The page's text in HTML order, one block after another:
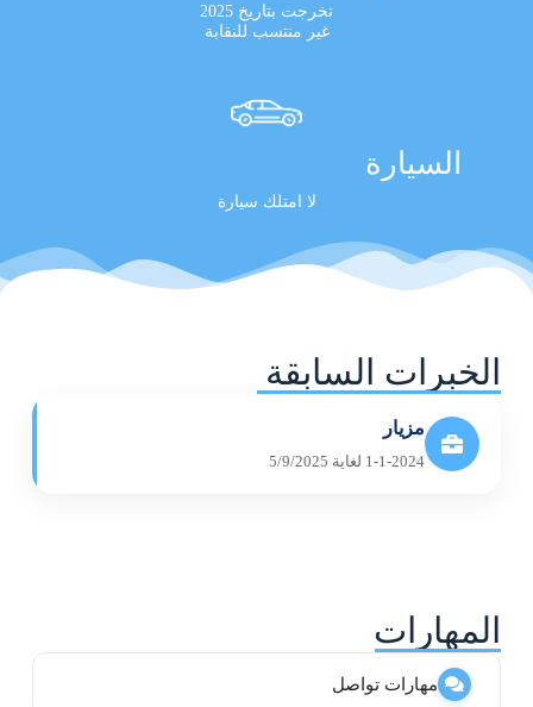
تخرجت بتاريخ 2025
غير منتسب للنقابة
السيارة
لا امتلك سيارة
الخبرات السابقة
مزيار
1-1-2024 لغاية 5/9/2025
المهارات
مهارات تواصل